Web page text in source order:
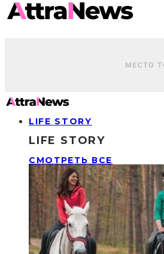
LIFE STORY
LIFE STORY
СМОТРЕТЬ ВСЕ